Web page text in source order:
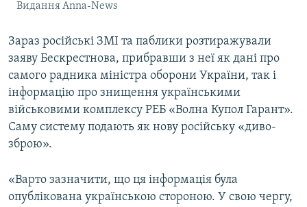
Видання Anna-News
Зараз російські ЗМІ та паблики розтиражували
заяву Бескрестнова, прибравши з неї як дані про
самого радника міністра оборони України, так і
інформацію про знищення українськими
військовими комплексу РЕБ «Волна Купол Гарант».
Саму систему подають як нову російську «диво-
зброю».
«Варто зазначити, що ця інформація була
опублікована українською стороною. У свою чергу,